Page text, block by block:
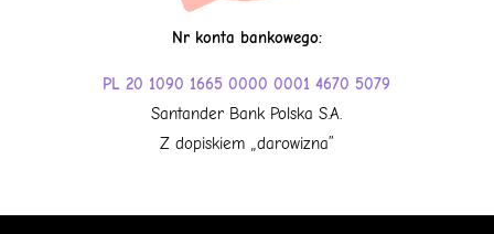
Nr konta bankowego:
PL 20 1090 1665 0000 0001 4670 5079
Santander Bank Polska S.A.
Z dopiskiem „darowizna”